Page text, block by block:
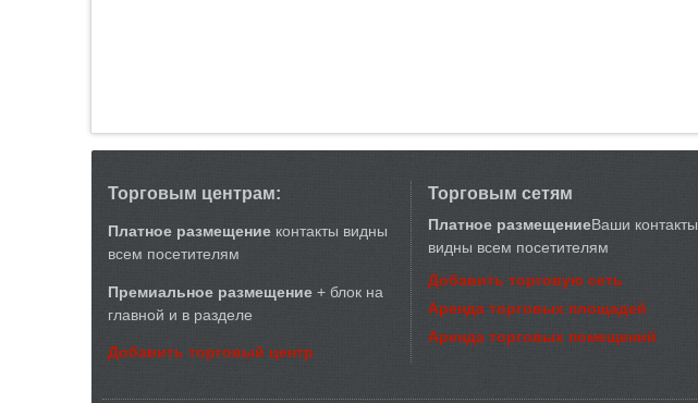
Торговым центрам:
Платное размещение контакты видны
всем посетителям
Премиальное размещение + блок на
главной и в разделе
Добавить торговый центр
Торговым сетям
Платное размещениеВаши контакты
видны всем посетителям
Добавить торговую сеть
Аренда торговых площадей
Аренда торговых помещений